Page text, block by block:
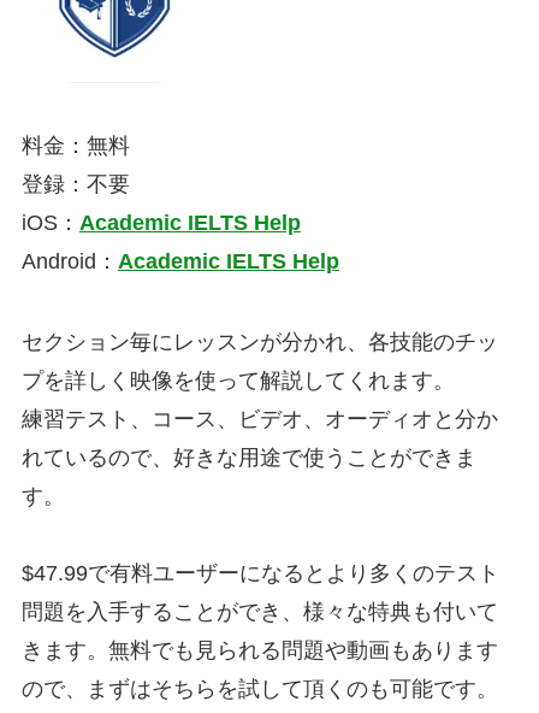
料金：無料
登録：不要
iOS： Academic IELTS Help
Android： Academic IELTS Help
セクション毎にレッスンが分かれ、各技能のチッ
プを詳しく映像を使って解説してくれます。
練習テスト、コース、ビデオ、オーディオと分か
れているので、好きな用途で使うことができま
す。
$47.99で有料ユーザーになるとより多くのテスト
問題を入手することができ、様々な特典も付いて
きます。無料でも見られる問題や動画もあります
ので、まずはそちらを試して頂くのも可能です。